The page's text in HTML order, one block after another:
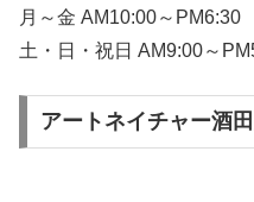
月～金 AM10:00～PM6:30
土・日・祝日 AM9:00～
アートネイチャー酒